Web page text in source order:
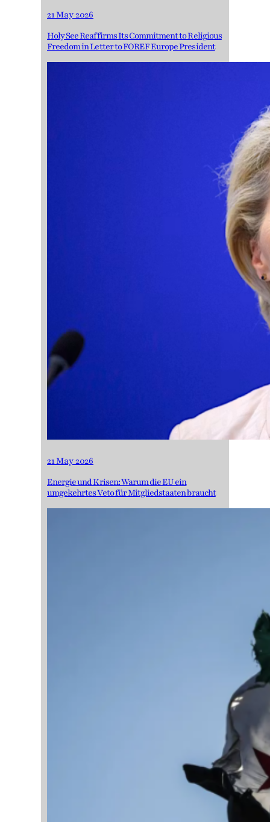
21 May 2026
Holy See Reaffirms Its Commitment to Religious
Freedom in Letter to FOREF Europe President
21 May 2026
Energie und Krisen: Warum die EU ein
umgekehrtes Veto für Mitgliedstaaten braucht